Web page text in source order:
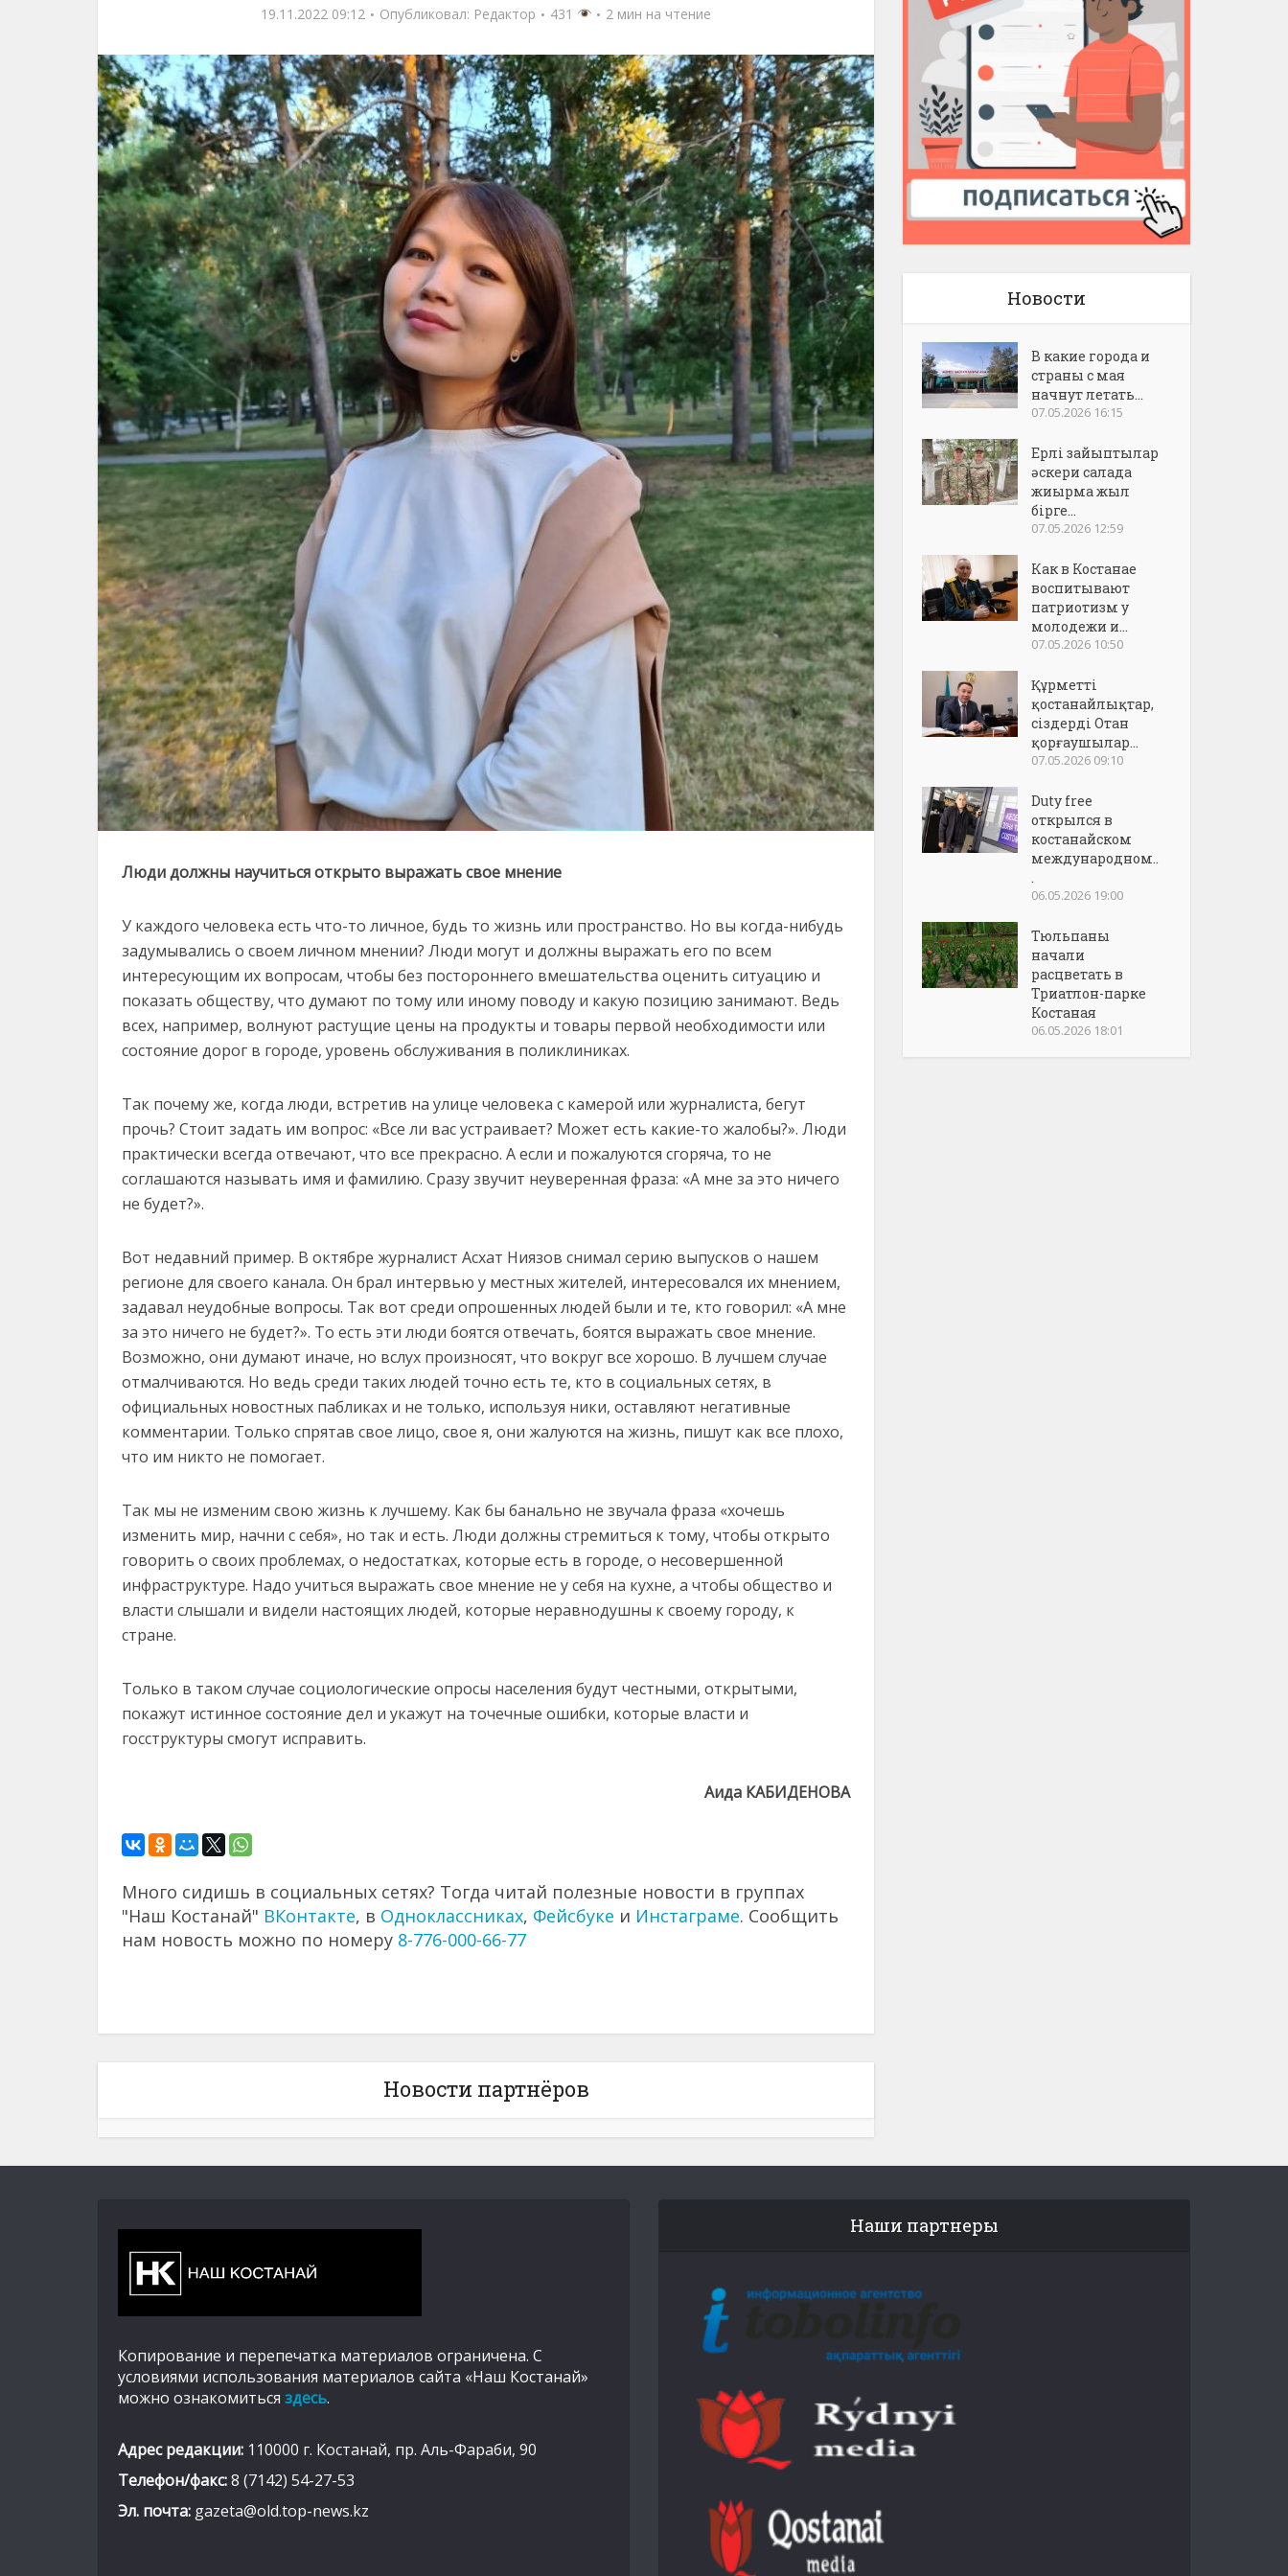
19.11.2022 09:12 Опубликовал: Редактор 431 2 мин на чтение
Люди должны научиться открыто выражать свое мнение
У каждого человека есть что-то личное, будь то жизнь или пространство. Но вы когда-нибудь
задумывались о своем личном мнении? Люди могут и должны выражать его по всем
интересующим их вопросам, чтобы без постороннего вмешательства оценить ситуацию и
показать обществу, что думают по тому или иному поводу и какую позицию занимают. Ведь
всех, например, волнуют растущие цены на продукты и товары первой необходимости или
состояние дорог в городе, уровень обслуживания в поликлиниках.
Так почему же, когда люди, встретив на улице человека с камерой или журналиста, бегут
прочь? Стоит задать им вопрос: «Все ли вас устраивает? Может есть какие-то жалобы?». Люди
практически всегда отвечают, что все прекрасно. А если и пожалуются сгоряча, то не
соглашаются называть имя и фамилию. Сразу звучит неуверенная фраза: «А мне за это ничего
не будет?».
Вот недавний пример. В октябре журналист Асхат Ниязов снимал серию выпусков о нашем
регионе для своего канала. Он брал интервью у местных жителей, интересовался их мнением,
задавал неудобные вопросы. Так вот среди опрошенных людей были и те, кто говорил: «А мне
за это ничего не будет?». То есть эти люди боятся отвечать, боятся выражать свое мнение.
Возможно, они думают иначе, но вслух произносят, что вокруг все хорошо. В лучшем случае
отмалчиваются. Но ведь среди таких людей точно есть те, кто в социальных сетях, в
официальных новостных пабликах и не только, используя ники, оставляют негативные
комментарии. Только спрятав свое лицо, свое я, они жалуются на жизнь, пишут как все плохо,
что им никто не помогает.
Так мы не изменим свою жизнь к лучшему. Как бы банально не звучала фраза «хочешь
изменить мир, начни с себя», но так и есть. Люди должны стремиться к тому, чтобы открыто
говорить о своих проблемах, о недостатках, которые есть в городе, о несовершенной
инфраструктуре. Надо учиться выражать свое мнение не у себя на кухне, а чтобы общество и
власти слышали и видели настоящих людей, которые неравнодушны к своему городу, к
стране.
Только в таком случае социологические опросы населения будут честными, открытыми,
покажут истинное состояние дел и укажут на точечные ошибки, которые власти и
госструктуры смогут исправить.
Аида КАБИДЕНОВА
Много сидишь в социальных сетях? Тогда читай полезные новости в группах
"Наш Костанай" ВКонтакте, в Одноклассниках, Фейсбуке и Инстаграме. Сообщить
нам новость можно по номеру 8-776-000-66-77
Новости партнёров
Новости
В какие города и
страны с мая
начнут летать...
07.05.2026 16:15
Ерлі зайыптылар
әскери салада
жиырма жыл
бірге...
07.05.2026 12:59
Как в Костанае
воспитывают
патриотизм у
молодежи и...
07.05.2026 10:50
Құрметті
қостанайлықтар,
сіздерді Отан
қорғаушылар...
07.05.2026 09:10
Duty free
открылся в
костанайском
международном..
.
06.05.2026 19:00
Тюльпаны
начали
расцветать в
Триатлон-парке
Костаная
06.05.2026 18:01
Копирование и перепечатка материалов ограничена. С
условиями использования материалов сайта «Наш Костанай»
можно ознакомиться здесь.
Адрес редакции: 110000 г. Костанай, пр. Аль-Фараби, 90
Телефон/факс:8 (7142) 54-27-53
Эл. почта: gazeta@old.top-news.kz
Наши партнеры